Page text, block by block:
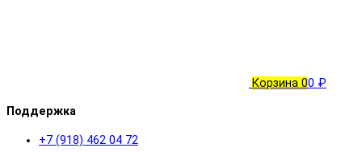
Корзина 00 ₽
Поддержка
+7 (918) 462 04 72